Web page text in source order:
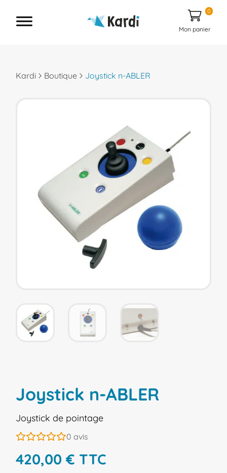
Mon panier
0
Kardi Boutique Joystick n-ABLER
Joystick n-ABLER
Joystick de pointage
0 avis
420,00€ TTC